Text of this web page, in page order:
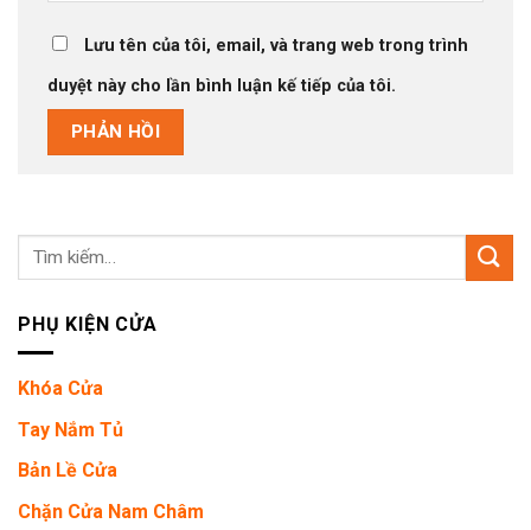
Lưu tên của tôi, email, và trang web trong trình
duyệt này cho lần bình luận kế tiếp của tôi.
Tìm
kiếm:
PHỤ KIỆN CỬA
Khóa Cửa
Tay Nắm Tủ
Bản Lề Cửa
Chặn Cửa Nam Châm